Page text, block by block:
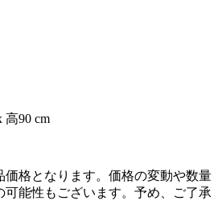
高90 cm
価格となります。価格の変動や数量
可能性もございます。予め、ご了承